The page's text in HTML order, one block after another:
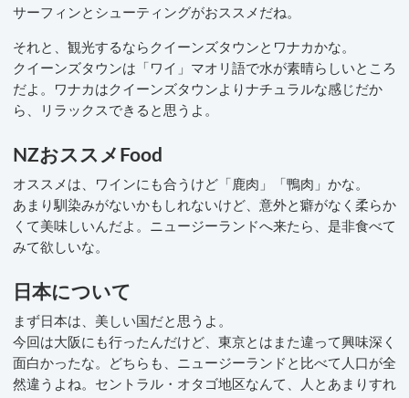
サーフィンとシューティングがおススメだね。
それと、観光するならクイーンズタウンとワナカかな。
クイーンズタウンは「ワイ」マオリ語で水が素晴らしいところ
だよ。ワナカはクイーンズタウンよりナチュラルな感じだか
ら、リラックスできると思うよ。
NZおススメFood
オススメは、ワインにも合うけど「鹿肉」「鴨肉」かな。
あまり馴染みがないかもしれないけど、意外と癖がなく柔らか
くて美味しいんだよ。ニュージーランドへ来たら、是非食べて
みて欲しいな。
日本について
まず日本は、美しい国だと思うよ。
今回は大阪にも行ったんだけど、東京とはまた違って興味深く
面白かったな。どちらも、ニュージーランドと比べて人口が全
然違うよね。セントラル・オタゴ地区なんて、人とあまりすれ